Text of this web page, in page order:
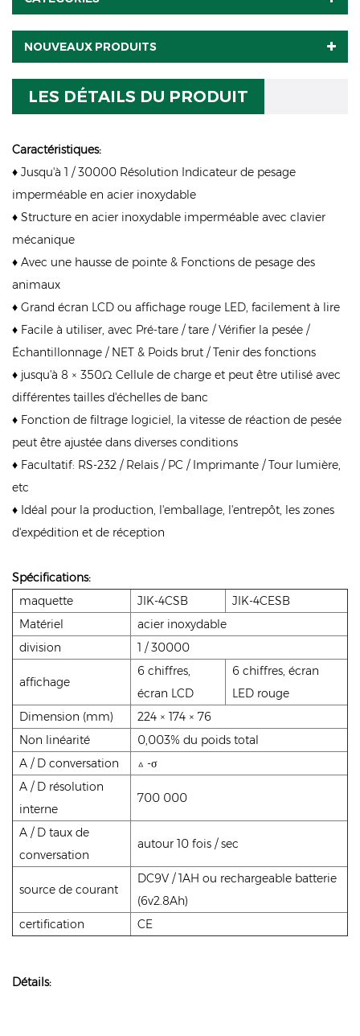
NOUVEAUX PRODUITS
LES DÉTAILS DU PRODUIT
Caractéristiques:
♦ Jusqu'à 1 / 30000 Résolution Indicateur de pesage
imperméable en acier inoxydable
♦ Structure en acier inoxydable imperméable avec clavier
mécanique
♦ Avec une hausse de pointe & Fonctions de pesage des
animaux
♦ Grand écran LCD ou affichage rouge LED, facilement à lire
♦ Facile à utiliser, avec Pré-tare / tare / Vérifier la pesée /
Échantillonnage / NET & Poids brut / Tenir des fonctions
♦ jusqu'à 8 × 350Ω Cellule de charge et peut être utilisé avec
différentes tailles d'échelles de banc
♦ Fonction de filtrage logiciel, la vitesse de réaction de pesée
peut être ajustée dans diverses conditions
♦ Facultatif: RS-232 / Relais / PC / Imprimante / Tour lumière,
etc
♦ Idéal pour la production, l'emballage, l'entrepôt, les zones
d'expédition et de réception
Spécifications:
maquette
JIK-4CSB
JIK-4CESB
Matériel
acier inoxydable
division
1 / 30000
affichage
6 chiffres,
écran LCD
6 chiffres, écran
LED rouge
Dimension (mm)
224 × 174 × 76
Non linéarité
0,003% du poids total
A / D conversation
△ -σ
A / D résolution
interne
700 000
A / D taux de
conversation
autour 10 fois / sec
source de courant
DC9V / 1AH ou rechargeable batterie
(6v2.8Ah)
certification
CE
Détails: